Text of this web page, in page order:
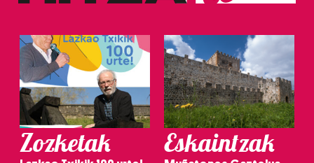
Zozketak Eskaintzak